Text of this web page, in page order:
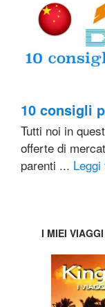
10 consigli
Tutti noi in
offerte di
parenti ...
I MIEI